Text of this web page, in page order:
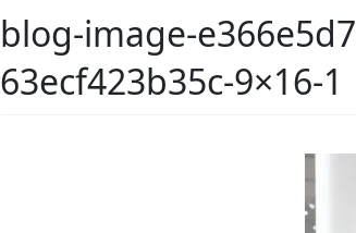
blog-image-
63ecf423b35c-9×16-1